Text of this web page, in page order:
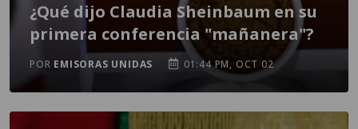
¿Qué dijo Claudia Sheinbaum en su
primera conferencia "mañanera"?
POR EMISORAS UNIDAS 01:44 PM, OCT 02